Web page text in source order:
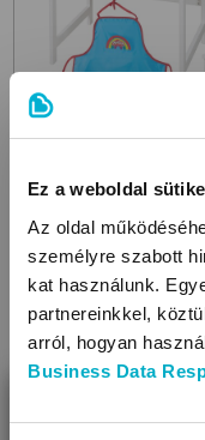
Ez a weboldal
Az oldal
személyre szabott
kat használunk.
partnereinkkel,
arról, hogyan
Business Data
ROBA
School Desk Play-
50 990 Ft
36 990 Ft